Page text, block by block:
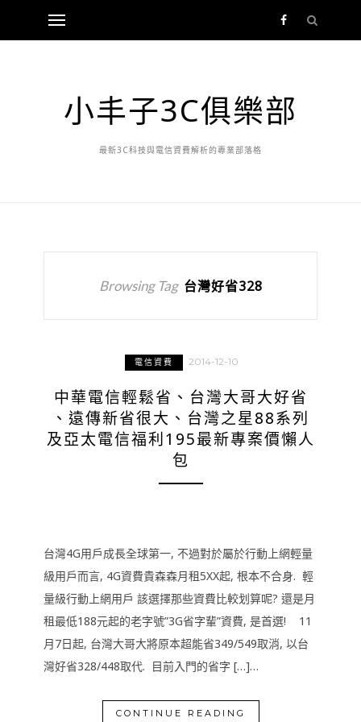
小丰子3C俱樂部
最新3C科技與電信資費解析的專業部落格
Browsing Tag 台灣好省328
電信資費 2014-12-10
中華電信輕鬆省、台灣大哥大好省
、遠傳新省很大、台灣之星88系列
及亞太電信福利195最新專案價懶人
包
台灣4G用戶成長全球第一, 不過對於屬於行動上網輕量
級用戶而言, 4G資費貴森森月租5XX起, 根本不合身. 輕
量級行動上網用戶 該選擇那些資費比較划算呢? 還是月
租最低188元起的老字號”3G省字輩”資費, 是首選! 11
月7日起, 台灣大哥大將原本超能省349/549取消, 以台
灣好省328/448取代. 目前入門的省字 […]…
CONTINUE READING